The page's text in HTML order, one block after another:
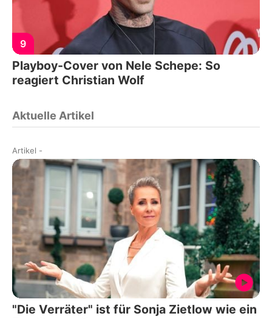
9
Playboy-Cover von Nele Schepe: So
reagiert Christian Wolf
Aktuelle Artikel
Artikel -
"Die Verräter" ist für Sonja Zietlow wie ein